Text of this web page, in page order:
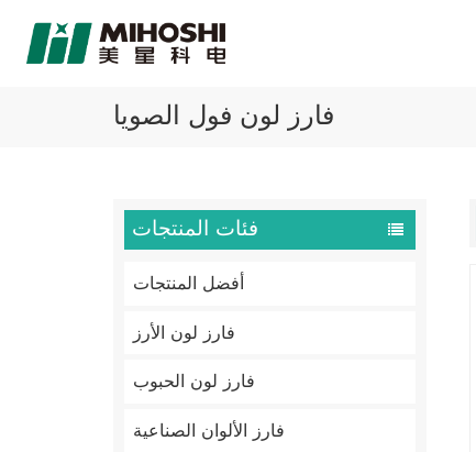
فارز لون فول الصويا
فئات المنتجات
أفضل المنتجات
فارز لون الأرز
فارز لون الحبوب
فارز الألوان الصناعية